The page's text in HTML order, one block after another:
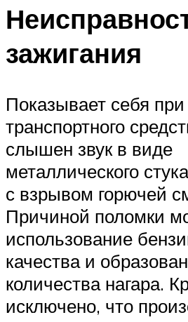
зажигания
Показывает себя при
транспортного
слышен звук в виде
металлического
с взрывом горючей
Причиной поломки
использование
качества и
количества нагара.
исключено, что